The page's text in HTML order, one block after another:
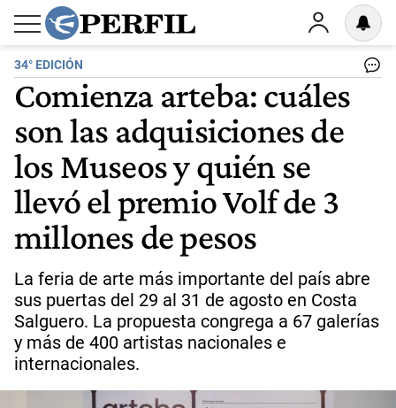
34° EDICIÓN
Comienza arteba: cuáles
son las adquisiciones de
los Museos y quién se
llevó el premio Volf de 3
millones de pesos
La feria de arte más importante del país abre
sus puertas del 29 al 31 de agosto en Costa
Salguero. La propuesta congrega a 67 galerías
y más de 400 artistas nacionales e
internacionales.